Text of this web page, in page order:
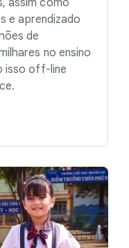
assim como
e aprendizado
de
no ensino
isso off-line